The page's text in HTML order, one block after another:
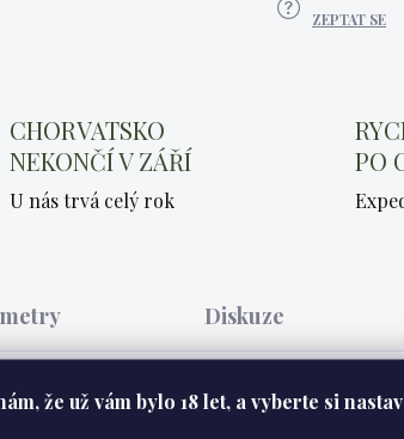
že už vám bylo 18 let, a vyberte si
ZEPTAT SE
CHORVATSKO
NEKONČÍ V ZÁŘÍ
U nás trvá celý rok
PO
Diskuze